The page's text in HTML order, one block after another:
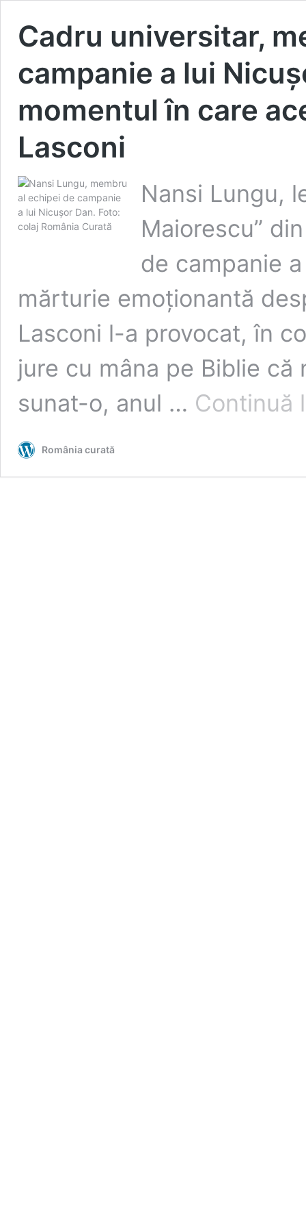
Cadru universitar,
campanie a lui
momentul în care
Lasconi
Nansi Lungu,
Maiorescu”
de campanie
mărturie emoționantă
Lasconi l-a provocat, în
jure cu mâna pe Biblie
sunat-o, anul … Continuă
România curată